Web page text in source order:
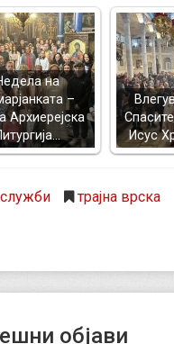
на
–
Архиерејска
Исус
трајна врска
објави